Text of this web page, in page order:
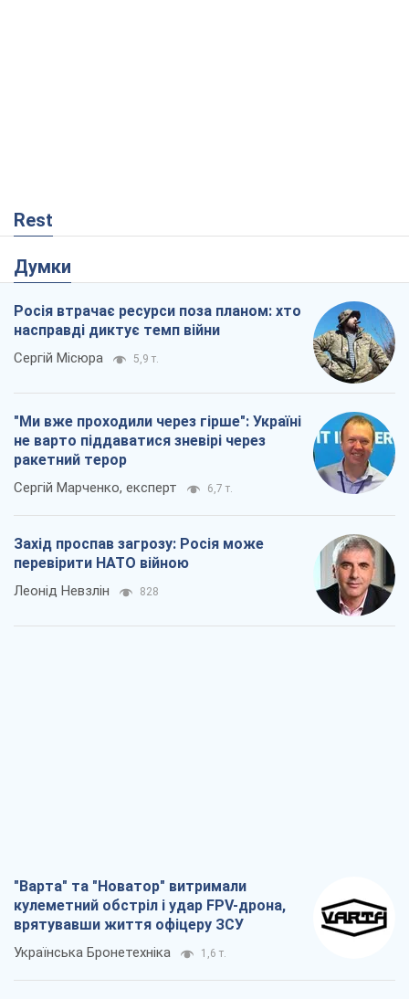
Rest
Думки
Росія втрачає ресурси поза планом: хто
насправді диктує темп війни
Сергій Місюра 5,9 т.
"Ми вже проходили через гірше": Україні
не варто піддаватися зневірі через
ракетний терор
Сергій Марченко, експерт 6,7 т.
Захід проспав загрозу: Росія може
перевірити НАТО війною
Леонід Невзлін 828
"Варта" та "Новатор" витримали
кулеметний обстріл і удар FPV-дрона,
врятувавши життя офіцеру ЗСУ
Українська Бронетехніка 1,6 т.